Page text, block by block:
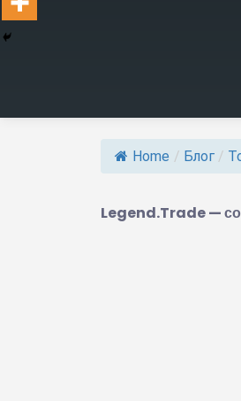
Home / Блог /
Legend.Trade —